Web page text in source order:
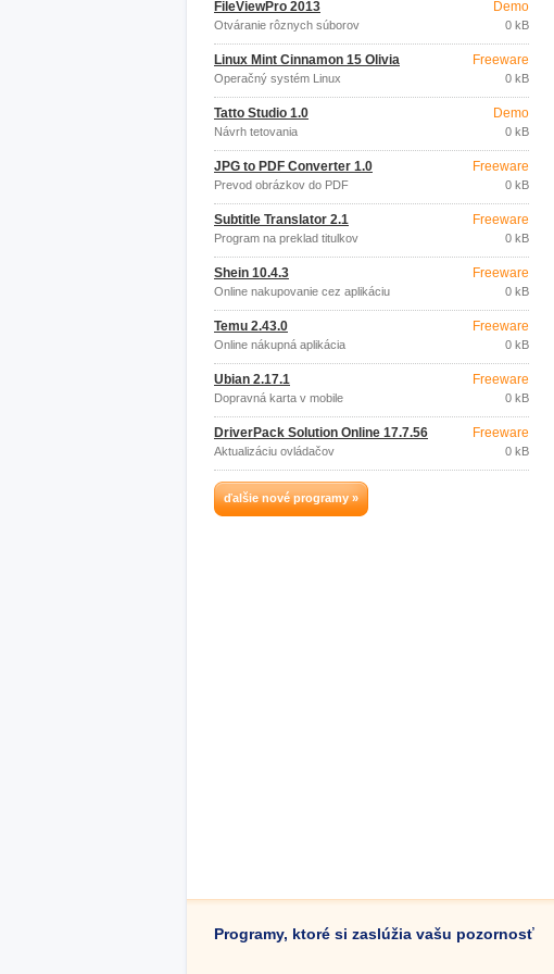
FileViewPro 2013
Otváranie rôznych súborov
Demo
0 kB
Linux Mint Cinnamon 15 Olivia
Operačný systém Linux
Freeware
0 kB
Tatto Studio 1.0
Návrh tetovania
Demo
0 kB
JPG to PDF Converter 1.0
Prevod obrázkov do PDF
Freeware
0 kB
Subtitle Translator 2.1
Program na preklad titulkov
Freeware
0 kB
Shein 10.4.3
Online nakupovanie cez aplikáciu
Freeware
0 kB
Temu 2.43.0
Online nákupná aplikácia
Freeware
0 kB
Ubian 2.17.1
Dopravná karta v mobile
Freeware
0 kB
DriverPack Solution Online 17.7.56
Aktualizáciu ovládačov
Freeware
0 kB
ďalšie nové programy »
Programy, ktoré si zaslúžia vašu pozornosť